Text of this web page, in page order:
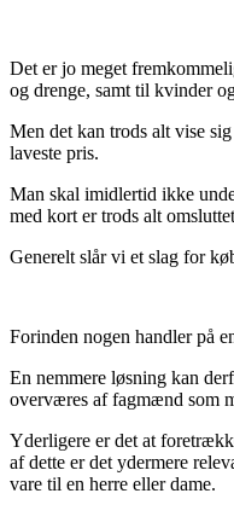
Det er jo meget
og drenge, samt til kvinder
Men det kan trods alt vise
laveste pris.
Man skal imidlertid ikke
med kort er trods alt
Generelt slår vi et slag for
Forinden nogen handler på
En nemmere løsning kan
overværes af fagmænd som
Yderligere er det at
af dette er det ydermere
vare til en herre eller dame.